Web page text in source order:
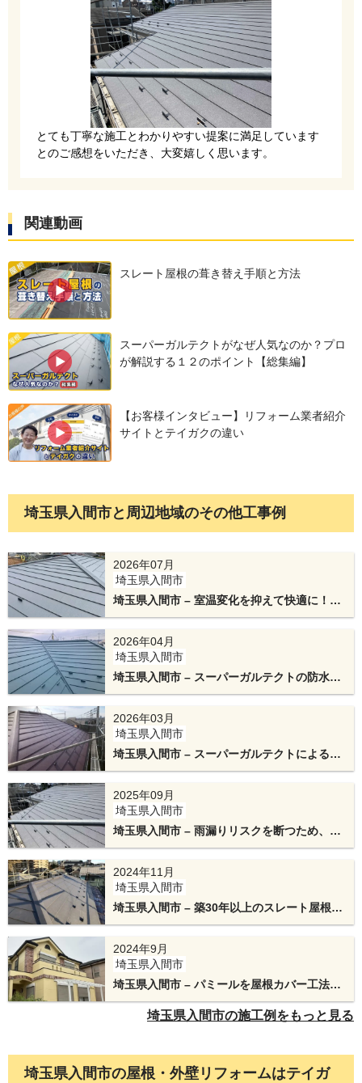
今回のリフォームでは雨漏りリスクが懸念される
天窓を撤去します。
天窓を撤去した開口部を強固な合板で塞ぎ、その
周囲を広範囲にわたって防水テープで二重・三重
屋根全体に高機能な防水シートを敷設します。端
部や角の処理まで精密に仕上げることで、屋根全
体の防水性能を高めます。
IG工業のスーパーガルテクトを施工。天窓があっ
た場所も完全に一体化し、美しく、かつ極めて漏
水リスクの低いフラットな屋根へと生まれ変わり
ます。
とても丁寧な施工とわかりやすい提案に満足しています
とのご感想をいただき、大変嬉しく思います。
関連動画
スレート屋根の葺き替え手順と方法
スーパーガルテクトがなぜ人気なのか？プロ
が解説する１２のポイント【総集編】
【お客様インタビュー】リフォーム業者紹介
サイトとテイガクの違い
埼玉県入間市と周辺地域のその他工事例
2026年07月
埼玉県入間市
埼玉県入間市 – 室温変化を抑えて快適に！ガ
ルテクトと換気棟による屋根カバー工法
2026年04月
埼玉県入間市
埼玉県入間市 – スーパーガルテクトの防水性
能と天窓撤去で雨漏りを防ぐ屋根カバー工法
2026年03月
埼玉県入間市
埼玉県入間市 – スーパーガルテクトによるカ
バー工法！丈夫で長持ちする屋根へリフォー
ム
2025年09月
埼玉県入間市
埼玉県入間市 – 雨漏りリスクを断つため、天
窓を撤去した屋根リフォーム
2024年11月
埼玉県入間市
埼玉県入間市 – 築30年以上のスレート屋根を
スーパーガルテクトで屋根カバー工法
2024年9月
埼玉県入間市
埼玉県入間市 – パミールを屋根カバー工法・
外壁塗装リフォーム
埼玉県入間市の施工例をもっと見る
埼玉県入間市の屋根・外壁リフォームはテイガ